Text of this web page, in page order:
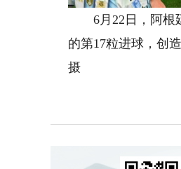
6月22日，阿根廷
的第17粒进球，创
摄